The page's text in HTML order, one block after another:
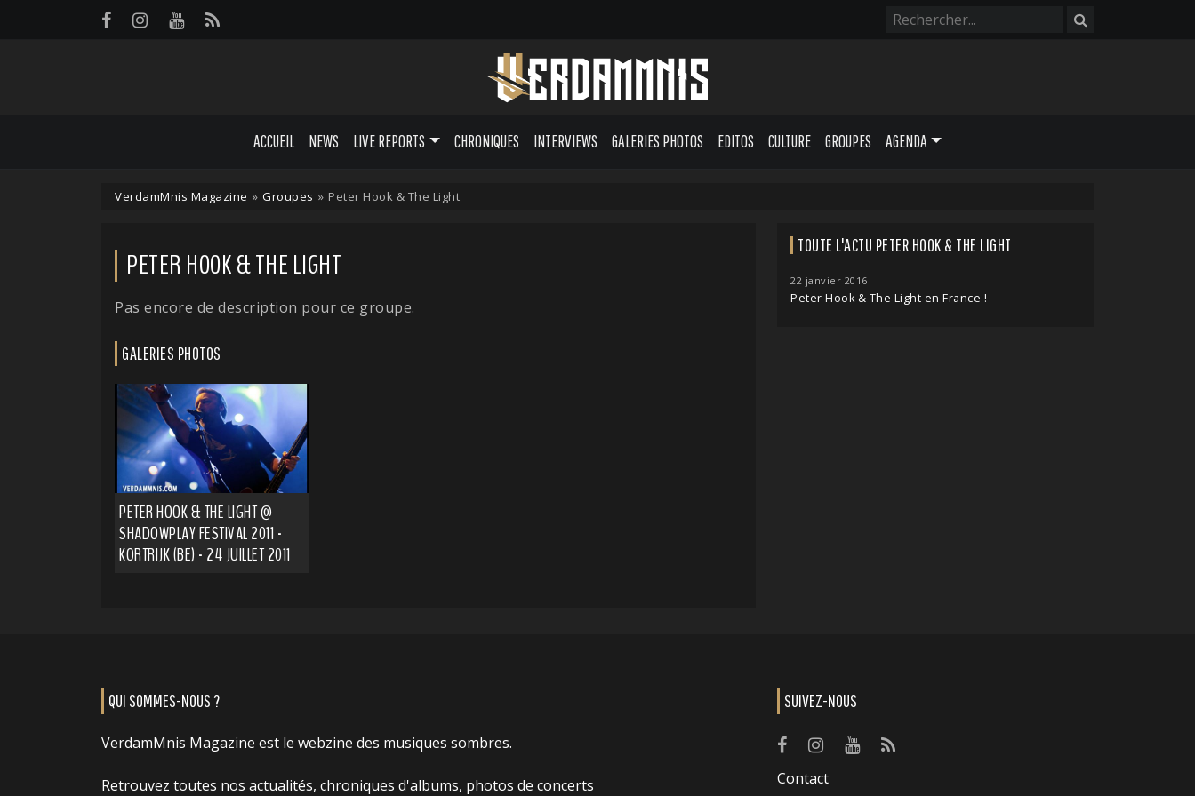
ACCUEIL NEWS LIVE REPORTS CHRONIQUES INTERVIEWS GALERIES PHOTOS EDITOS CULTURE GROUPES AGENDA
VerdamMnis Magazine » Groupes » Peter Hook & The Light
PETER HOOK & THE LIGHT
Pas encore de description pour ce groupe.
GALERIES PHOTOS
PETER HOOK & THE LIGHT @
SHADOWPLAY FESTIVAL 2011 -
KORTRIJK (BE) - 24 JUILLET 2011
TOUTE L'ACTU PETER HOOK & THE LIGHT
22 janvier 2016
Peter Hook & The Light en France !
QUI SOMMES-NOUS ?
VerdamMnis Magazine est le webzine des musiques sombres.
Retrouvez toutes nos actualités, chroniques d'albums, photos de concerts
SUIVEZ-NOUS
Contact
Panneau de gestion des cookies